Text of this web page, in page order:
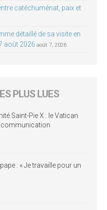
catéchuménat, paix et
détaillé de sa visite en
août 2026 août 7, 2026
PLUS LUES
Saint-Pie X : le Vatican
: « Je travaille pour un